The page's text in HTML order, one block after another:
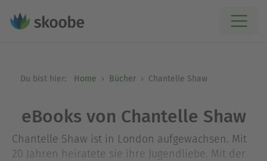
Du bist hier: Home Bücher Chantelle Shaw
eBooks von Chantelle Shaw
Chantelle Shaw ist in London aufgewachsen. Mit
20 Jahren heiratete sie ihre Jugendliebe. Mit der